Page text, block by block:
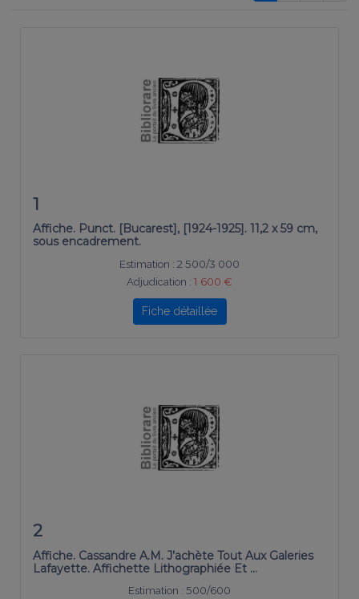
1
Affiche. Punct. [Bucarest], [1924-1925]. 11,2 x 59 cm,
sous encadrement.
Estimation : 2 500/3 000
Adjudication : 1 600 €
Fiche détaillée
2
Affiche. Cassandre A.M. J’achète Tout Aux Galeries
Lafayette. Affichette Lithographiée Et …
Estimation : 500/600